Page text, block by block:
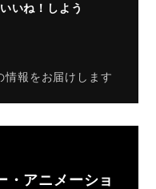
いいね！しよう
情報をお届けします
・アニメーショ